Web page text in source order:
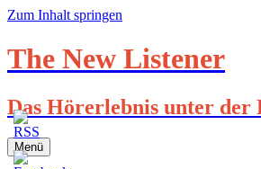
Zum Inhalt springen
The New Listener
Das Hörerlebnis unter
Menü